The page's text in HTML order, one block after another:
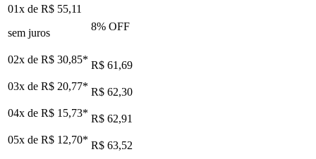
01x de R$ 55,11
sem juros
8% OFF
02x de R$ 30,85* R$ 61,69
03x de R$ 20,77* R$ 62,30
04x de R$ 15,73* R$ 62,91
05x de R$ 12,70* R$ 63,52